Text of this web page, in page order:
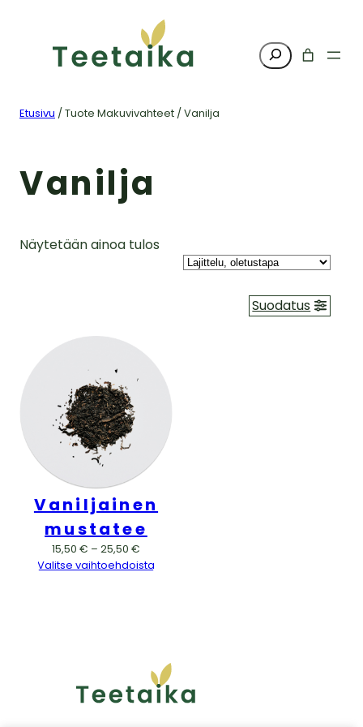
Haku
Etusivu / Tuote Makuvivahteet / Vanilja
Vanilja
Näytetään ainoa tulos
Suodatus
Vaniljainen
mustatee
15,50 € – 25,50 €
15,50 €
Valitse vaihtoehdoista